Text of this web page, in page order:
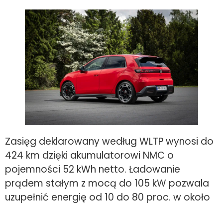
Zasięg deklarowany według WLTP wynosi do
424 km dzięki akumulatorowi NMC o
pojemności 52 kWh netto. Ładowanie
prądem stałym z mocą do 105 kW pozwala
uzupełnić energię od 10 do 80 proc. w około